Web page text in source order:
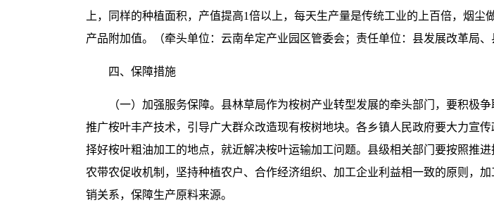
上，同样的种植面积，产值提高1倍以上，每天生产量是传统工业的上百倍，烟
产品附加值。（牵头单位：云南牟定产业园区管委会；责任单位：县发展改革局、
四、保障措施
（一）加强服务保障。县林草局作为桉树产业转型发展的牵头部门，要积极
推广桉叶丰产技术，引导广大群众改造现有桉树地块。各乡镇人民政府要大力宣
择好桉叶粗油加工的地点，就近解决桉叶运输加工问题。县级相关部门要按照推
农带农促收机制，坚持种植农户、合作经济组织、加工企业利益相一致的原则，
销关系，保障生产原料来源。